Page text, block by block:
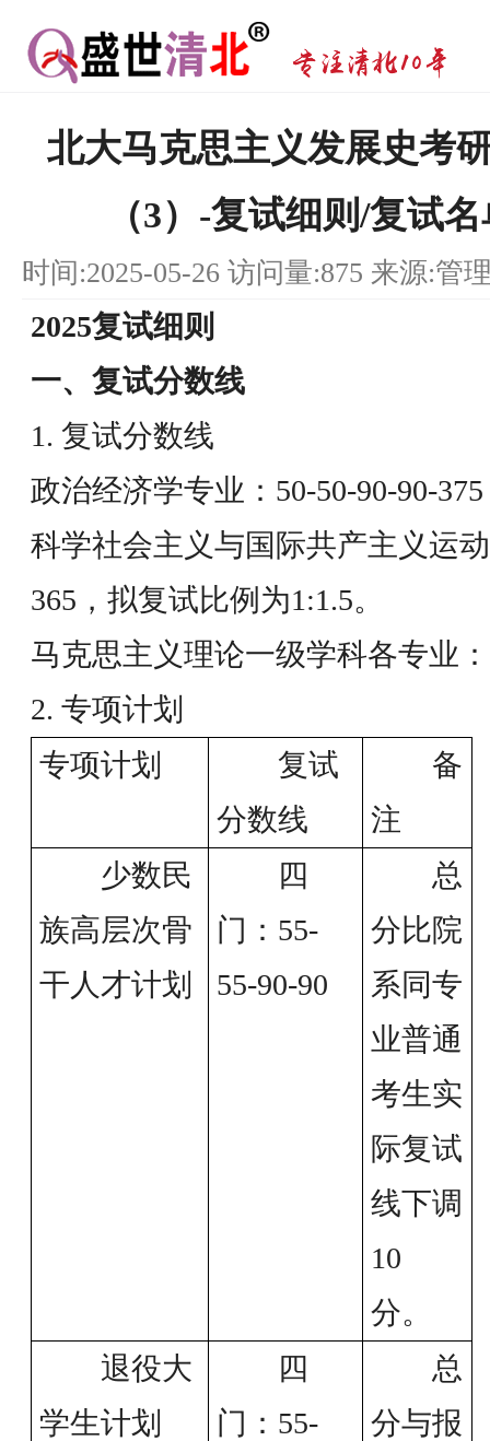
北大马克思主义发展史考
（3）-复试细则/复试
时间:2025-05-26 访问量:875 来源:管
2025复试细则
一、复试分数线
1. 复试分数线
政治经济学专业：50-50-90-90-
科学社会主义与国际共产主义运
365，拟复试比例为1:1.5。
马克思主义理论一级学科各专业：
2. 专项计划
专项计划
复试
分数线
备
注
少数民
族高层次骨
干人才计划
四
门：55-
55-90-90
总
分比院
系同专
业普通
考生实
际复试
线下调
10
分。
退役大
学生计划
四
门：55-
总
分与报